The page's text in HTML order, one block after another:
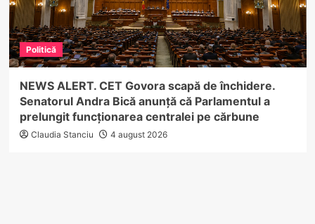
Politică
NEWS ALERT. CET Govora scapă de închidere.
Senatorul Andra Bică anunță că Parlamentul a
prelungit funcționarea centralei pe cărbune
Claudia Stanciu 4 august 2026